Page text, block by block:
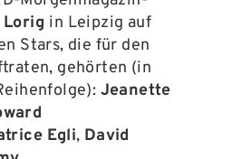
Lorig in Leipzig auf
Stars, die für den
gehörten (in
Jeanette
Egli, David